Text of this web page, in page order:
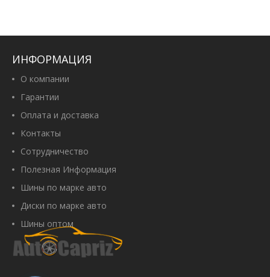
ИНФОРМАЦИЯ
О компании
Гарантии
Оплата и доставка
Контакты
Сотрудничество
Полезная Информация
Шины по марке авто
Диски по марке авто
Шины оптом